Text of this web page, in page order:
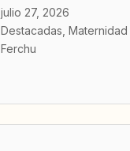
julio 27, 2026
Destacadas Maternidad
Ferchu